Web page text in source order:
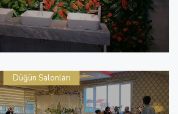
Düğün Salonları